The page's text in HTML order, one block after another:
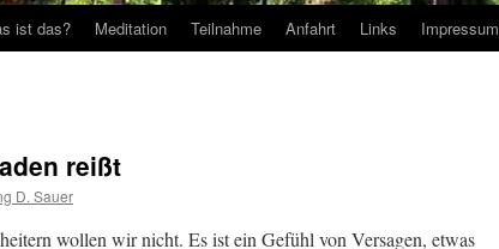
ist das? Meditation Teilnahme Anfahrt Links Impressum
reißt
D. Sauer
wollen wir nicht. Es ist ein Gefühl von Versagen, etwas